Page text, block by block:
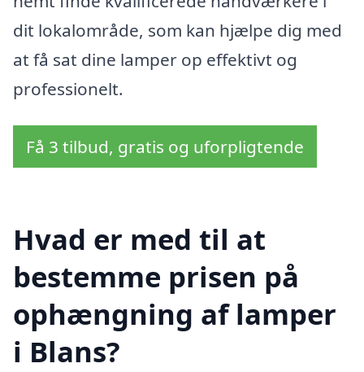
dit lokalområde, som kan hjælpe dig med
at få sat dine lamper op effektivt og
professionelt.
Få 3 tilbud, gratis og uforpligtende
Hvad er med til at
bestemme prisen på
ophængning af lamper
i Blans?